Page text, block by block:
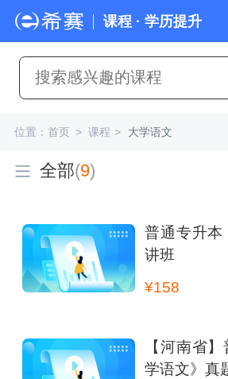
课程 · 学历提升
位置： 首页 > 课程 > 大学语文
全部(9)
普通专升本
讲班
¥158
【河南省
学语文》真